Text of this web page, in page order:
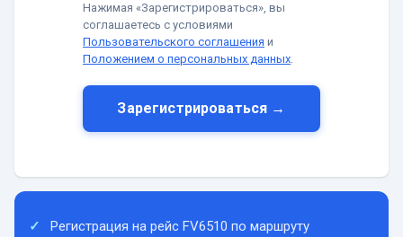
Нажимая «Зарегистрироваться», вы
соглашаетесь с условиями
Пользовательского соглашения и
Положением о персональных данных.
Зарегистрироваться →
Регистрация на рейс FV6510 по маршруту